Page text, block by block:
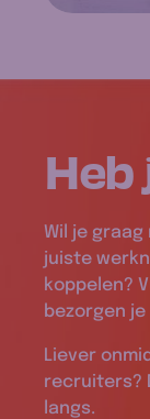
Heb
Wil je
juiste
koppelen?
bezorgen
Liever
recruiters?
langs.